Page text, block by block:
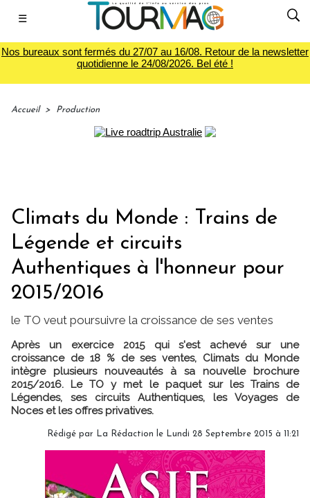
☰
Nos bureaux sont fermés du 27/07 au 16/08. Retour de la newsletter
quotidienne le 24/08/2026. Bel été !
Accueil > Production
Climats du Monde : Trains de
Légende et circuits
Authentiques à l'honneur pour
2015/2016
le TO veut poursuivre la croissance de ses ventes
Après un exercice 2015 qui s'est achevé sur une
croissance de 18 % de ses ventes, Climats du Monde
intègre plusieurs nouveautés à sa nouvelle brochure
2015/2016. Le TO y met le paquet sur les Trains de
Légendes, ses circuits Authentiques, les Voyages de
Noces et les offres privatives.
Rédigé par La Rédaction le Lundi 28 Septembre 2015 à 11:21